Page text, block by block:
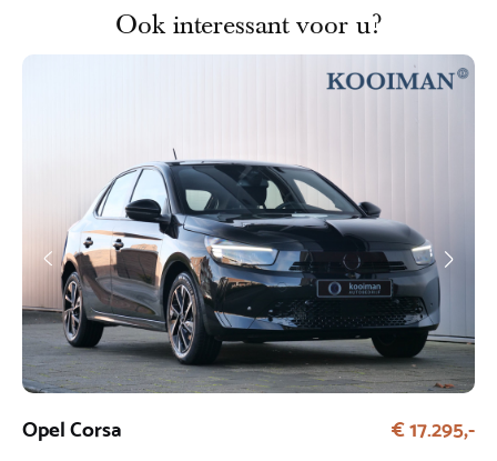
Ook interessant voor u?
Opel Corsa € 17.295,-